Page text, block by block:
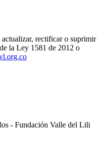
actualizar, rectificar o suprimir
la Ley 1581 de 2012 o
- Fundación Valle del Lili